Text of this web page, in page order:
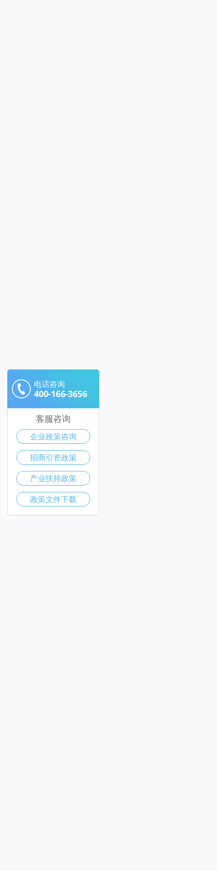
电话咨询
400-166-3656
客服咨询
企业政策咨询
招商引资政策
产业扶持政策
政策文件下载